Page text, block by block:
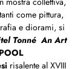
come pittura,
e diorami, si
Tonné An Art
risalente al XVIII